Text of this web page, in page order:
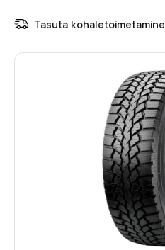
Tasuta kohaletoimetamine